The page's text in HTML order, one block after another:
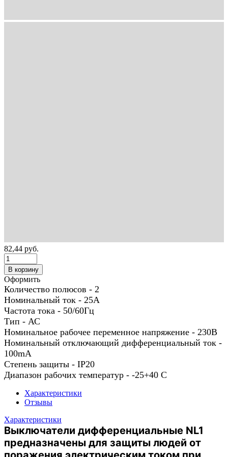
82,44 руб.
В корзину
Оформить
Количество полюсов - 2
Номинальный ток - 25А
Частота тока - 50/60Гц
Тип - АС
Номинальное рабочее переменное напряжение - 230В
Номинальный отключающий дифференциальный ток -
100mA
Степень защиты - IP20
Диапазон рабочих температур - -25+40 С
Характеристики
Отзывы
Характеристики
Выключатели дифференциальные NL1
предназначены для защиты людей от